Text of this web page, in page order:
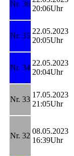
Nr. 36
20:06Uhr
Nr. 35
22.05.2023
20:05Uhr
Nr. 34
22.05.2023
20:04Uhr
Nr. 33
17.05.2023
21:05Uhr
Nr. 32
08.05.2023
16:39Uhr